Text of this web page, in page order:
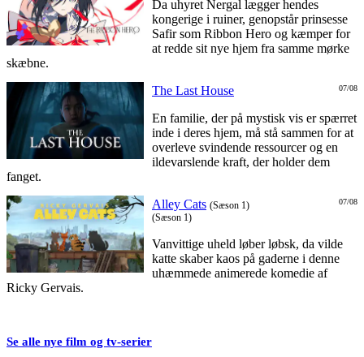
Da uhyret Nergal lægger hendes
kongerige i ruiner, genopstår prinsesse
Safir som Ribbon Hero og kæmper for
at redde sit nye hjem fra samme mørke
skæbne.
07/08
The Last House
En familie, der på mystisk vis er spærret
inde i deres hjem, må stå sammen for at
overleve svindende ressourcer og en
ildevarslende kraft, der holder dem
fanget.
07/08
Alley Cats (Sæson 1)
(Sæson 1)
Vanvittige uheld løber løbsk, da vilde
katte skaber kaos på gaderne i denne
uhæmmede animerede komedie af
Ricky Gervais.
Se alle nye film og tv-serier